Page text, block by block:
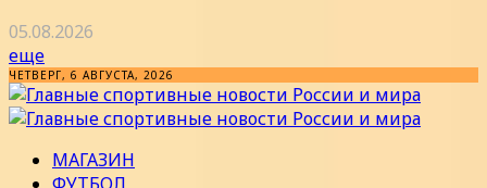
05.08.2026
еще
ЧЕТВЕРГ, 6 АВГУСТА, 2026
МАГАЗИН